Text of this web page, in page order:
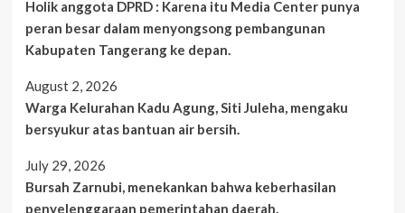
Holik anggota DPRD : Karena itu Media Center punya
peran besar dalam menyongsong pembangunan
Kabupaten Tangerang ke depan.
August 2, 2026
Warga Kelurahan Kadu Agung, Siti Juleha, mengaku
bersyukur atas bantuan air bersih.
July 29, 2026
Bursah Zarnubi, menekankan bahwa keberhasilan
penyelenggaraan pemerintahan daerah.